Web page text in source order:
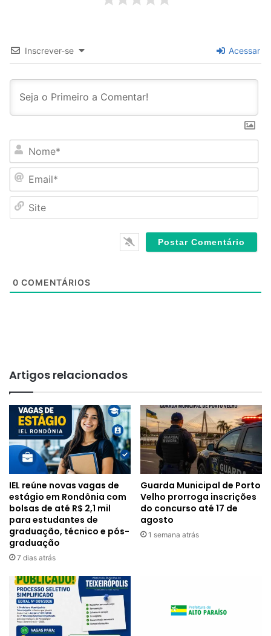
Inscrever-se Acessar
m
a
*t
0 COMENTÁRIOS
Artigos relacionados
IEL reúne novas vagas de
estágio em Rondônia com
bolsas de até R$ 2,1 mil
para estudantes de
graduação, técnico e pós-
graduação
7 dias atrás
Guarda Municipal de Porto
Velho prorroga inscrições
do concurso até 17 de
agosto
1 semana atrás